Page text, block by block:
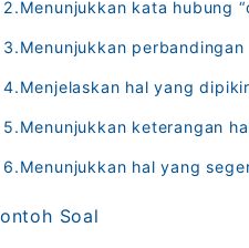
2.Menunjukkan kata hubung
3.Menunjukkan perbandingan
4.Menjelaskan hal yang
5.Menunjukkan keterangan
6.Menunjukkan hal yang
Soal